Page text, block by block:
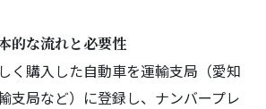
的な流れと必要性
く購入した自動車を運輸支局（愛知
支局など）に登録し、ナンバープレ